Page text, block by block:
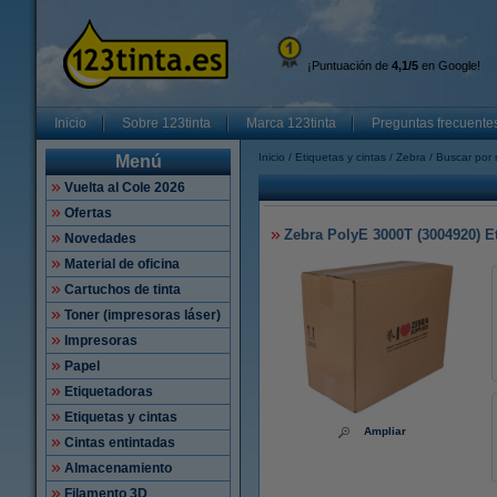
¡Puntuación de 4,1/5 en Google!
Inicio Sobre 123tinta Marca 123tinta Preguntas
Menú
Vuelta al Cole 2026
Ofertas
Novedades
Material de oficina
Cartuchos de tinta
Toner (impresoras láser)
Impresoras
Papel
Etiquetadoras
Etiquetas y cintas
Cintas entintadas
Almacenamiento
Filamento 3D
Inicio Etiquetas y cintas Zebra Buscar por
Zebra PolyE 3000T (3004920)
Ampliar